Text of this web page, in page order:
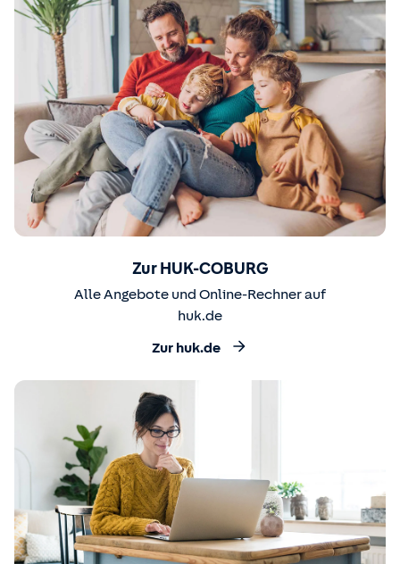
Zur HUK-COBURG
Alle Angebote und Online-Rechner auf
huk.de
Zur huk.de